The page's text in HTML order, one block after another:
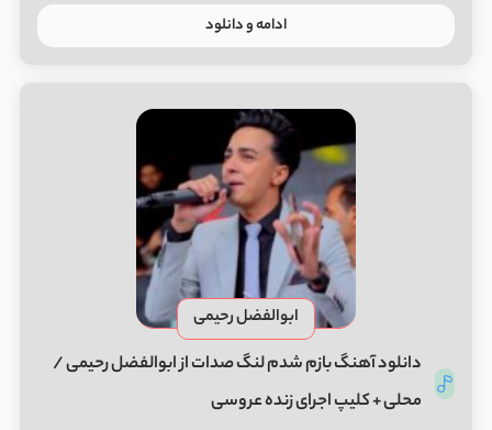
ادامه و دانلود
ابوالفضل رحیمی
دانلود آهنگ ﺑﺎزم ﺷﺪم ﻟﻨﮓ ﺻﺪات از ابوالفضل رحیمی /
محلی + کلیپ اجرای زنده عروسی